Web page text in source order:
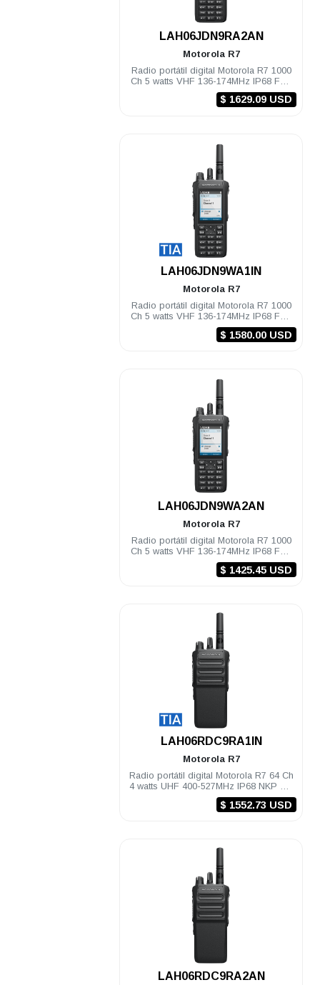
LAH06JDN9RA2AN
Motorola R7
Radio portátil digital Motorola R7 1000
Ch 5 watts VHF 136-174MHz IP68 FKP
Habilitado
$ 1629.09 USD
LAH06JDN9WA1IN
Motorola R7
Radio portátil digital Motorola R7 1000
Ch 5 watts VHF 136-174MHz IP68 FKP
TIA Compatible
$ 1580.00 USD
LAH06JDN9WA2AN
Motorola R7
Radio portátil digital Motorola R7 1000
Ch 5 watts VHF 136-174MHz IP68 FKP
Compatible
$ 1425.45 USD
LAH06RDC9RA1IN
Motorola R7
Radio portátil digital Motorola R7 64 Ch
4 watts UHF 400-527MHz IP68 NKP TIA
Habilitado
$ 1552.73 USD
LAH06RDC9RA2AN